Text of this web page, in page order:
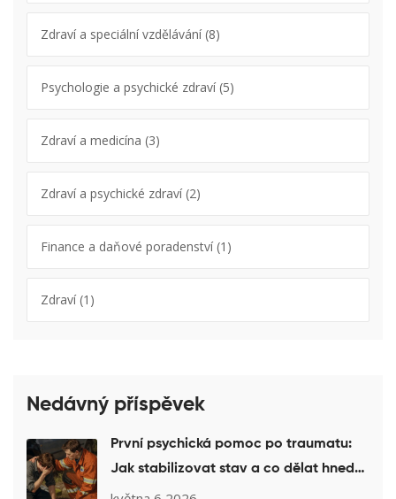
Zdraví a speciální vzdělávání(8)
Psychologie a psychické zdraví(5)
Zdraví a medicína (3)
Zdraví a psychické zdraví(2)
Finance a daňové poradenství(1)
Zdraví(1)
Nedávný příspěvek
První psychická pomoc po traumatu:
Jak stabilizovat stav a co dělat hned
po události